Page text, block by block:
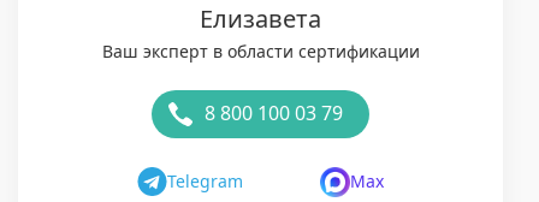
Елизавета
Ваш эксперт в области сертификации
8 800 100 03 79
Telegram Max